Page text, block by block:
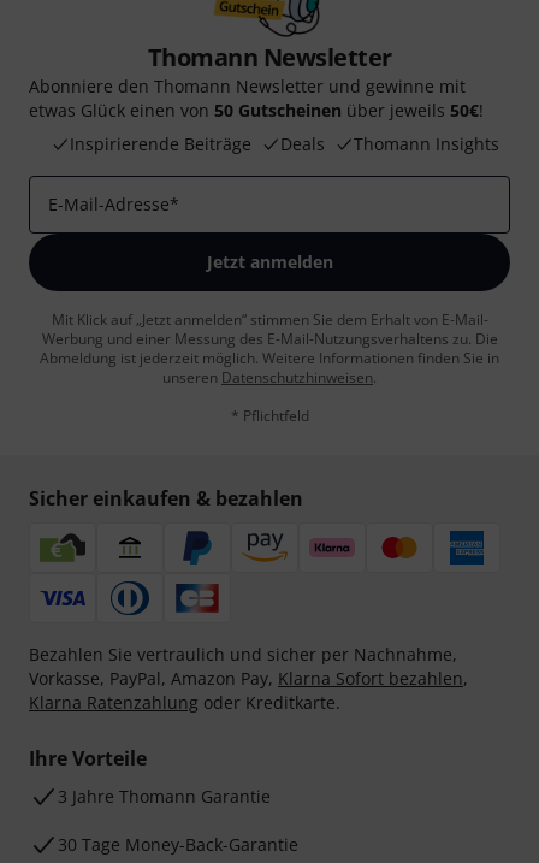
Thomann Newsletter
Abonniere den Thomann Newsletter und gewinne mit
etwas Glück einen von 50 Gutscheinen über jeweils 50€!
Inspirierende Beiträge
Deals Thomann Insights
E-Mail-Adresse*
Jetzt anmelden
Mit Klick auf „Jetzt anmelden“ stimmen Sie dem Erhalt von E-Mail-
Werbung und einer Messung des E-Mail-Nutzungsverhaltens zu. Die
Abmeldung ist jederzeit möglich. Weitere Informationen finden Sie in
unseren Datenschutzhinweisen.
* Pflichtfeld
Sicher einkaufen & bezahlen
Bezahlen Sie vertraulich und sicher per Nachnahme,
Vorkasse, PayPal, Amazon Pay, Klarna Sofort bezahlen,
Klarna Ratenzahlung oder Kreditkarte.
Ihre Vorteile
3 Jahre Thomann Garantie
30 Tage Money-Back-Garantie